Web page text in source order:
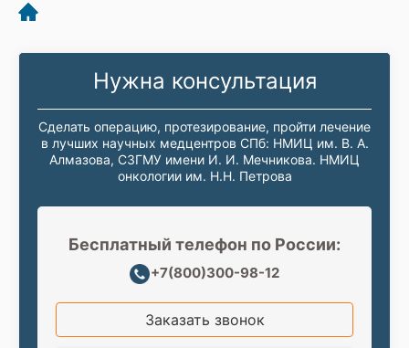
Нужна консультация
Сделать операцию, протезирование, пройти лечение
в лучших научных медцентров СПб: НМИЦ им. В. А.
Алмазова, СЗГМУ имени И. И. Мечникова. НМИЦ
онкологии им. Н.Н. Петрова
Бесплатный телефон по России:
+7(800)300-98-12
Заказать звонок